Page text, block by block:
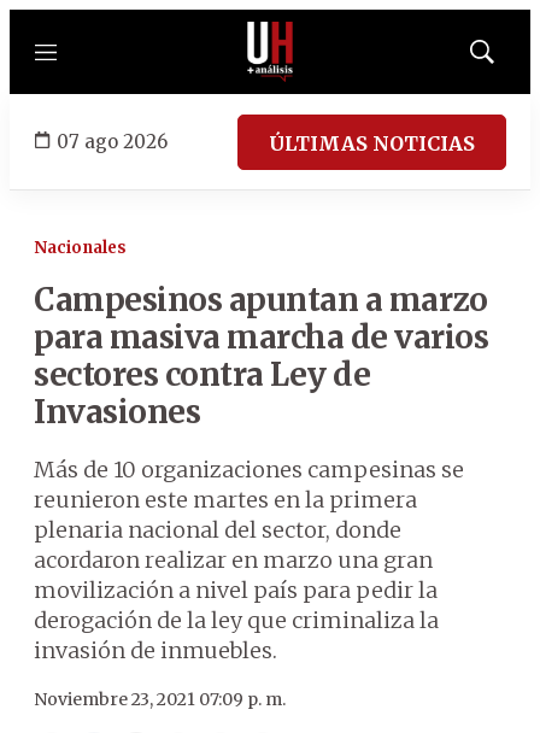
Menú
Mostrar
07 ago 2026 ÚLTIMAS NOTICIAS
Nacionales
Campesinos apuntan a marzo
para masiva marcha de varios
sectores contra Ley de
Invasiones
Más de 10 organizaciones campesinas se
reunieron este martes en la primera
plenaria nacional del sector, donde
acordaron realizar en marzo una gran
movilización a nivel país para pedir la
derogación de la ley que criminaliza la
invasión de inmuebles.
Noviembre 23, 2021 07:09 p. m.